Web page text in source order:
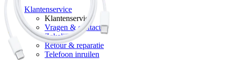
Klantenservice
Klantenservice
Vragen & contact
Zakelijk
Retour & reparatie
Telefoon inruilen